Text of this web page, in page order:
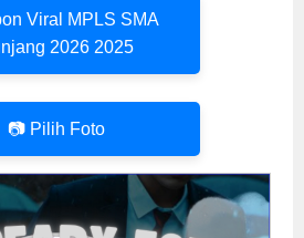
Viral MPLS SMA
2026 2025
📷 Pilih Foto